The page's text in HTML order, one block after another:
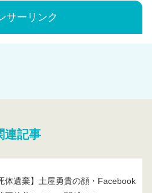
サーリンク
連記事
体遺棄】土屋勇貴の顔・Facebook